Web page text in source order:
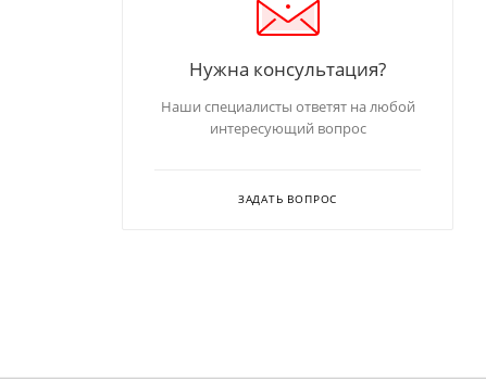
Нужна консультация?
Наши специалисты ответят на любой
интересующий вопрос
ЗАДАТЬ ВОПРОС